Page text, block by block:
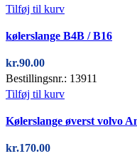
Tilføj til kurv
kølerslange B4B / B16
kr.90.00
Bestillingsnr.: 13911
Tilføj til kurv
Kølerslange øverst volvo
kr.170.00